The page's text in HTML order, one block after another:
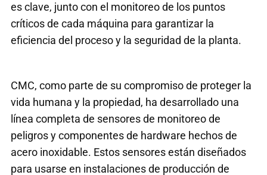
es clave, junto con el monitoreo de los puntos
críticos de cada máquina para garantizar la
eficiencia del proceso y la seguridad de la planta.
CMC, como parte de su compromiso de proteger la
vida humana y la propiedad, ha desarrollado una
línea completa de sensores de monitoreo de
peligros y componentes de hardware hechos de
acero inoxidable. Estos sensores están diseñados
para usarse en instalaciones de producción de